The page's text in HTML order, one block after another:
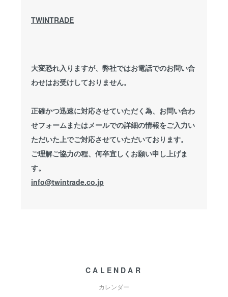
TWINTRADE
大変恐れ入りますが、弊社ではお電話でのお問い合
わせはお受けしておりません。
正確かつ迅速に対応させていただく為、お問い合わ
せフォームまたはメールでの詳細の情報をご入力い
ただいた上でご対応させていただいております。
ご理解ご協力の程、何卒宜しくお願い申し上げま
す。
info@twintrade.co.jp
CALENDAR
カレンダー